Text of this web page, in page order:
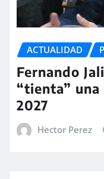
ACTUALIDAD
Fernando
“tienta”
2027
Hector Perez